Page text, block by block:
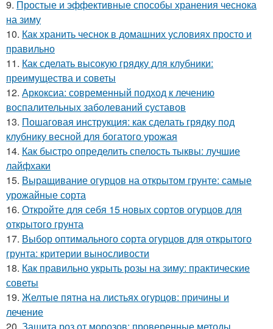
9. Простые и эффективные способы хранения чеснока
на зиму
10. Как хранить чеснок в домашних условиях просто и
правильно
11. Как сделать высокую грядку для клубники:
преимущества и советы
12. Аркоксиа: современный подход к лечению
воспалительных заболеваний суставов
13. Пошаговая инструкция: как сделать грядку под
клубнику весной для богатого урожая
14. Как быстро определить спелость тыквы: лучшие
лайфхаки
15. Выращивание огурцов на открытом грунте: самые
урожайные сорта
16. Откройте для себя 15 новых сортов огурцов для
открытого грунта
17. Выбор оптимального сорта огурцов для открытого
грунта: критерии выносливости
18. Как правильно укрыть розы на зиму: практические
советы
19. Желтые пятна на листьях огурцов: причины и
лечение